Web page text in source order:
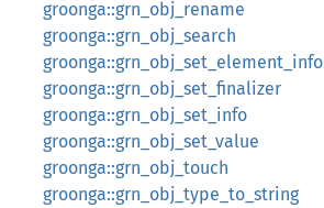
groonga::grn_obj_rename
groonga::grn_obj_search
groonga::grn_obj_set_element_info
groonga::grn_obj_set_finalizer
groonga::grn_obj_set_info
groonga::grn_obj_set_value
groonga::grn_obj_touch
groonga::grn_obj_type_to_string